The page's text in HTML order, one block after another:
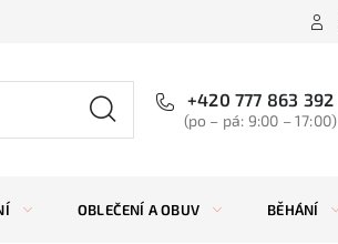
+420 777 863 392
(po – pá: 9:00 – 17:00)
OBLEČENÍ A OBUV BĚHÁNÍ